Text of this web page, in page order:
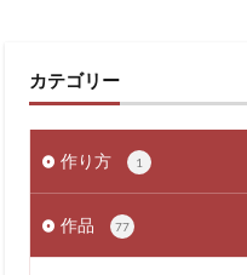
カテゴリー
作り方 1
作品 77